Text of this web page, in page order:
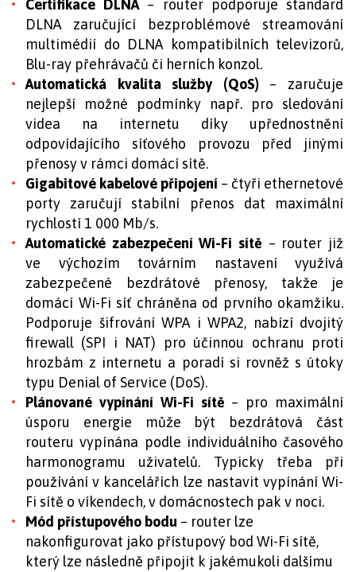
Certifikace DLNA– router podporuje standard
DLNA zaručující bezproblémové streamování
multimédií do DLNA kompatibilních televizorů,
Blu-ray přehrávačů či herních konzol.
Automatická kvalita služby (QoS)– zaručuje
nejlepší možné podmínky např. pro sledování
videa na internetu díky upřednostnění
odpovídajícího síťového provozu před jinými
přenosy v rámci domácí sítě.
Gigabitové kabelové připojení – čtyři ethernetové
porty zaručují stabilní přenos dat maximální
rychlostí 1 000 Mb/s.
Automatické zabezpečení Wi-Fi sítě – router již
ve výchozím továrním nastavení využívá
zabezpečené bezdrátové přenosy, takže je
domácí Wi-Fi síť chráněna od prvního okamžiku.
Podporuje šifrování WPA i WPA2, nabízí dvojitý
firewall (SPI i NAT) pro účinnou ochranu proti
hrozbám z internetu a poradí si rovněž s útoky
typu Denial of Service (DoS).
Plánované vypínání Wi-Fi sítě – pro maximální
úsporu energie může být bezdrátová část
routeru vypínána podle individuálního časového
harmonogramu uživatelů. Typicky třeba při
používání v kancelářích lze nastavit vypínání Wi-
Fi sítě o víkendech, v domácnostech pak v noci.
Mód přístupového bodu – router lze
nakonfigurovat jako přístupový bod Wi-Fi sítě,
který lze následně připojit k jakémukoli dalšímu